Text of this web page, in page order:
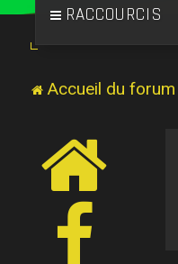
RACCOURCIS
Accueil du forum